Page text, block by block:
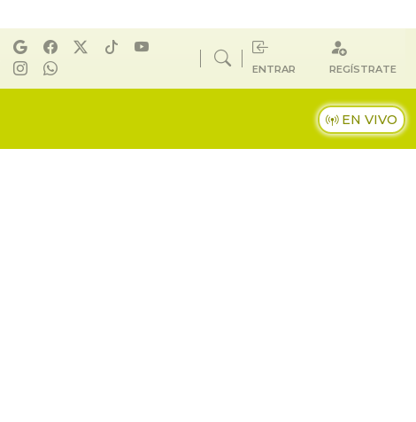
ENTRAR REGÍSTRATE
EN VIVO